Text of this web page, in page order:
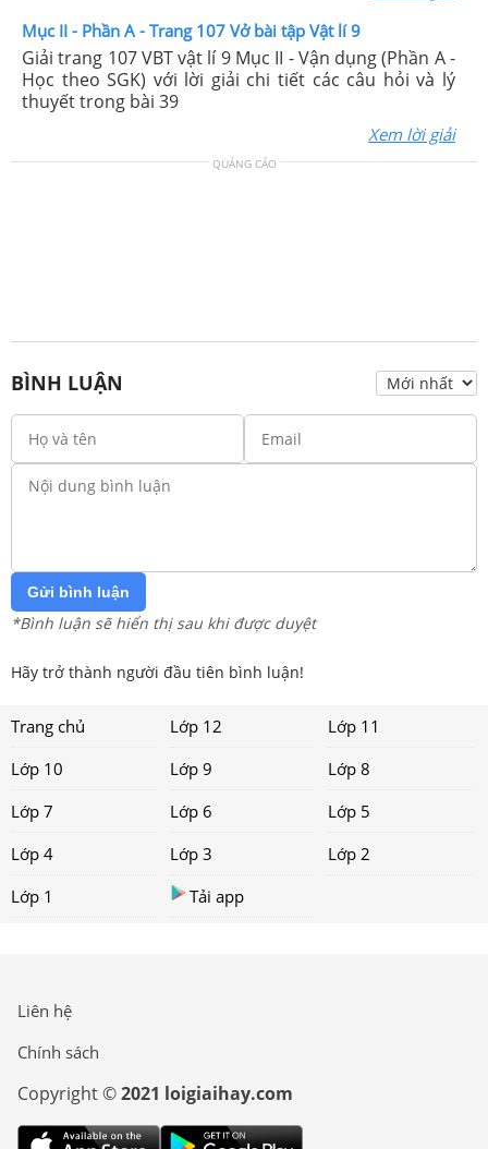
Mục II - Phần A - Trang 107 Vở bài tập Vật lí 9
Giải trang 107 VBT vật lí 9 Mục II - Vận dụng (Phần A -
Học theo SGK) với lời giải chi tiết các câu hỏi và lý
thuyết trong bài 39
Xem lời giải
QUẢNG CÁO
BÌNH LUẬN
Gửi bình luận
*Bình luận sẽ hiển thị sau khi được duyệt
Hãy trở thành người đầu tiên bình luận!
Trang chủ Lớp 12
Lớp 11
Lớp 10
Lớp 9
Lớp 8
Lớp 7
Lớp 6
Lớp 5
Lớp 4
Lớp 3
Lớp 2
Lớp 1
Tải app
Liên hệ
Chính sách
Copyright ©2021 loigiaihay.com